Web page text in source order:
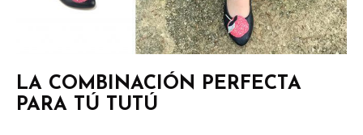
LA COMBINACIÓN PERFECTA
PARA TÚ TUTÚ